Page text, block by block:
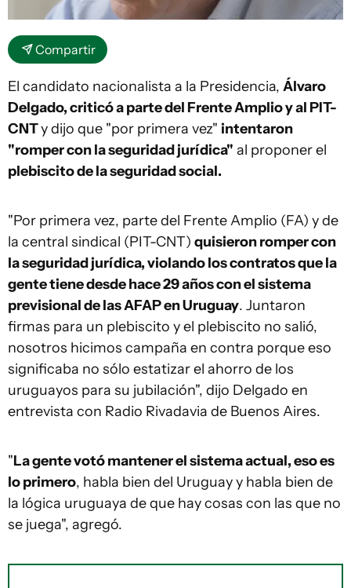
Compartir
El candidato nacionalista a la Presidencia, Álvaro
Delgado, criticó a parte del Frente Amplio y al PIT-
CNTy dijo que "por primera vez" intentaron
"romper con la seguridad jurídica" al proponer el
plebiscito de la seguridad social.
"Por primera vez, parte del Frente Amplio (FA) y de
la central sindical (PIT-CNT) quisieron romper con
la seguridad jurídica, violando los contratos que la
gente tiene desde hace 29 años con el sistema
previsional de las AFAP en Uruguay. Juntaron
firmas para un plebiscito y el plebiscito no salió,
nosotros hicimos campaña en contra porque eso
significaba no sólo estatizar el ahorro de los
uruguayos para su jubilación", dijo Delgado en
entrevista con Radio Rivadavia de Buenos Aires.
"La gente votó mantener el sistema actual, eso es
lo primero, habla bien del Uruguay y habla bien de
la lógica uruguaya de que hay cosas con las que no
se juega", agregó.